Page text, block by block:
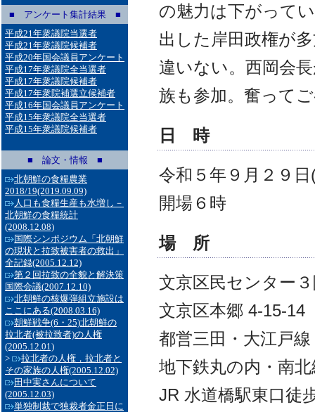
■ アンケート集計結果 ■
平成21年衆議院当選者
平成21年衆議院候補者
平成20年国会議員アンケート
平成17年衆議院全当選者
平成17年衆議院候補者
平成17年衆院補選立候補者
平成16年国会議員アンケート
平成15年衆議院全当選者
平成15年衆議院候補者
■ 論文・情報 ■
北朝鮮の食糧農業
2018/19(2019.09.09)
人口も食糧生産も水増し－
北朝鮮の食糧統計
(2008.12.08)
国際シンポジウム「北朝鮮
の現状と拉致被害者の救出」
全記録(2005.12.12)
第２回拉致の全貌と解決策
国際会議(2007.12.10)
北朝鮮の核爆弾組立施設は
ここにある(2008.03.16)
朝鮮戦争(6・25)北朝鮮の
拉北者(被拉致者)の人権
(2005.12.01)
>
拉北者の人権，拉北者と
その家族の人権(2005.12.02)
田中実さんについて
(2005.12.03)
単独制裁で独裁者金正日に
の魅力は下がって
出した岸田政権が
違いない。西岡会
族も参加。奮って
日 時
令和５年９月２９
開場６時
場 所
文京区民センター
文京区本郷 4-15-
都営三田・大江戸
地下鉄丸の内・南
JR 水道橋駅東口徒